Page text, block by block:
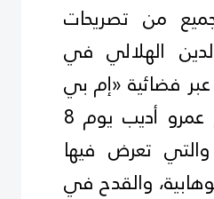
من تصريحات
الهلالي في
عبر فضائية «إم بي
سي مصر» مع عمرو أديب يوم 8
2021م، والتي تعرض فيها
والقدح في